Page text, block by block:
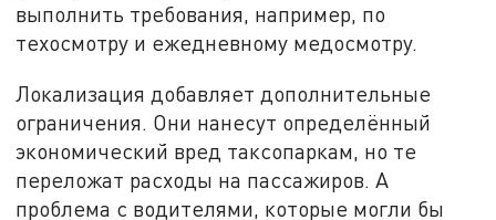
выполнить требования, например, по
техосмотру и ежедневному медосмотру.
Локализация добавляет дополнительные
ограничения. Они нанесут определённый
экономический вред таксопаркам, но те
переложат расходы на пассажиров. А
проблема с водителями, которые могли бы